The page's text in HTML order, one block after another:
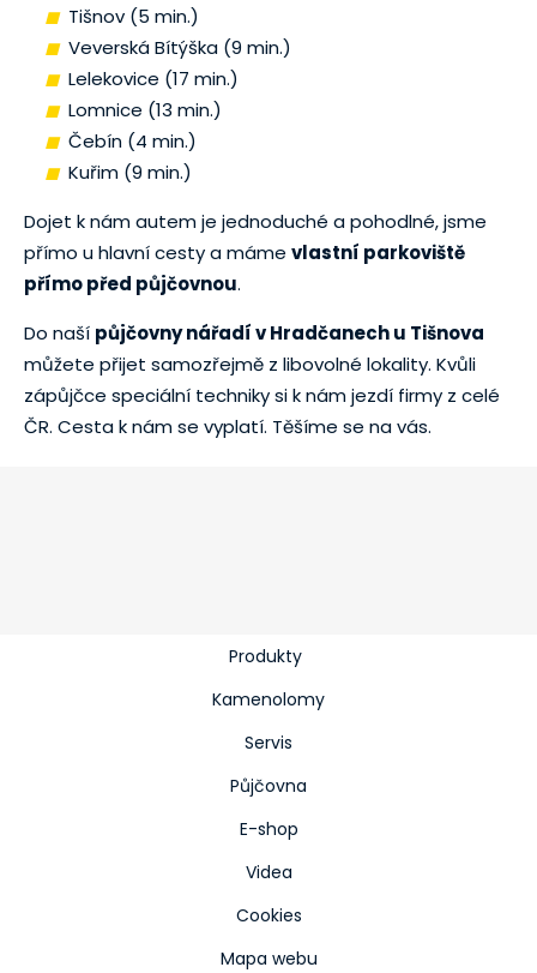
Tišnov (5 min.)
Veverská Bítýška (9 min.)
Lelekovice (17 min.)
Lomnice (13 min.)
Čebín (4 min.)
Kuřim (9 min.)
Dojet k nám autem je jednoduché a pohodlné, jsme
přímo u hlavní cesty a máme vlastní parkoviště
přímo před půjčovnou.
Do naší půjčovny nářadí v Hradčanech u Tišnova
můžete přijet samozřejmě z libovolné lokality. Kvůli
zápůjčce speciální techniky si k nám jezdí firmy z celé
ČR. Cesta k nám se vyplatí. Těšíme se na vás.
Produkty
Kamenolomy
Servis
Půjčovna
E-shop
Videa
Cookies
Mapa webu